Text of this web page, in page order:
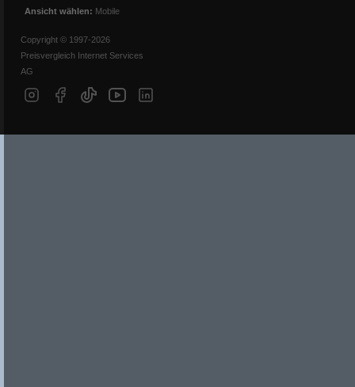
Ansicht wählen: Mobile
Copyright © 1997-2026
Preisvergleich Internet Services
AG